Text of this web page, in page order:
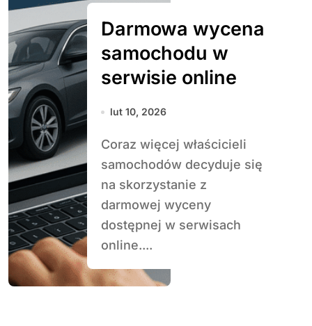
Darmowa wycena
samochodu w
serwisie online
lut 10, 2026
Coraz więcej właścicieli
samochodów decyduje się
na skorzystanie z
darmowej wyceny
dostępnej w serwisach
online....